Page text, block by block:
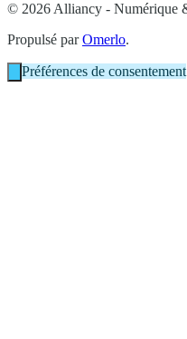
© 2026 Alliancy - Numérique
Propulsé parOmerlo.
Préférences de consentement